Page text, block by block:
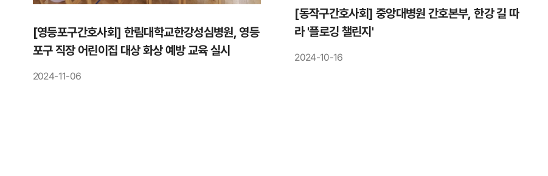
[영등포구간호사회] 한림대학교한강성심병원, 영등
포구 직장 어린이집 대상 화상 예방 교육 실시
2024-11-06
[동작구간호사회] 중앙대병원 간호본부, 한강 길 따
라 '플로깅 챌린지'
2024-10-16